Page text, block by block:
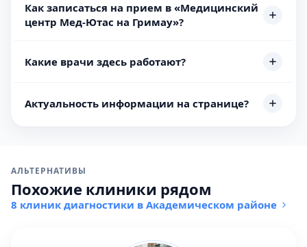
Как записаться на прием в «Медицинский
центр Мед-Ютас на Гримау»?
Какие врачи здесь работают?
Актуальность информации на странице?
АЛЬТЕРНАТИВЫ
Похожие клиники рядом
8 клиник диагностики в Академическом районе